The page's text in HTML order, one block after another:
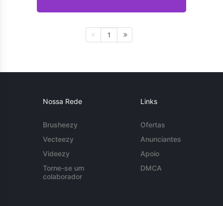
1
Nossa Rede
Brusheezy
Vecteezy
Videezy
Torne-se um
colaborador
Links
Ofertas
Anunciantes
Apoio
DMCA